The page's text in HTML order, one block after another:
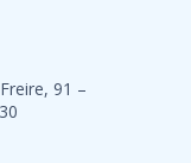
91 –